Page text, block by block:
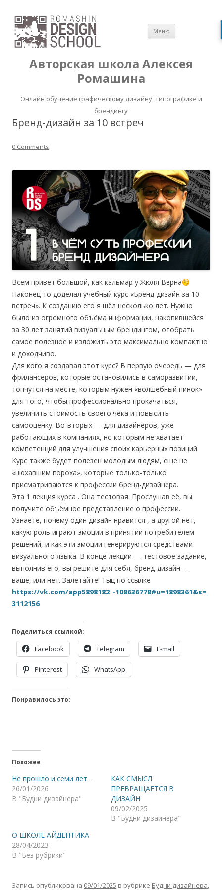
Авторская школа Алексея
Ромашина
Онлайн обучение графическому дизайну, типографике и
брендингу
Меню
содержимому
Бренд-дизайн за 10 встреч
0 Comments
Всем привет большой, как кальмар у Жюля Верна
Наконец то доделал учебный курс «Бренд-дизайн за 10
встреч». К созданию его я шёл несколько лет. Нужно
было из огромного объёма информации, накопившейся
за 30 лет занятий визуальным брендингом, отобрать
самое полезное и изложить это максимально компактно
и доходчиво.
Для кого я создавал этот курс? В первую очередь — для
фрилансеров, которые остановились в саморазвитии,
топчутся на месте, которым нужен «волшебный пинок»
для того, чтобы профессионально прокачаться,
увеличить стоимость своего чека и повысить
самооценку. Во-вторых — для дизайнеров, уже
работающих в компаниях, но которым не хватает
компетенций для улучшения своих карьерных позиций.
Курс также будет полезен молодым людям, еще не
«нюхавшим пороха», которые только-только
присматриваются к профессии бренд-дизайнера.
Эта 1 лекция курса . Она тестовая. Прослушав её, вы
получите объёмное представление о профессии.
Узнаете, почему один дизайн нравится , а другой нет,
какую роль играют эмоции в принятии потребителем
решений, и как эти эмоции генерируются средствами
визуального языка. В конце лекции — тестовое задание,
выполнив его, вы решите для себя, бренд-дизайн —
ваше, или нет. Залетайте! Тыц по ссылке
https://vk.com/app5898182_-108636778#u=1898361&s=
3112156
Поделиться ссылкой:
Facebook Telegram E-mail
Pinterest WhatsApp
Понравилось это:
Похожее
Не прошло и семи лет…
26/01/2026
В "Будни дизайнера"
КАК СМЫСЛ
ПРЕВРАЩАЕТСЯ В
ДИЗАЙН
09/02/2025
В "Будни дизайнера"
О ШКОЛЕ АЙДЕНТИКА
28/04/2023
В "Без рубрики"
Запись опубликована 09/01/2025 в рубрике Будни дизайнера,